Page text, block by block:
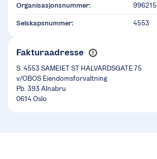
Organisasjonsnummer:
Selskapsnummer: 4553
Fakturaadresse
S. 4553 SAMEIET ST HALVARDSGATE 75
v/OBOS Eiendomsforvaltning
Pb. 393 Alnabru
0614 Oslo